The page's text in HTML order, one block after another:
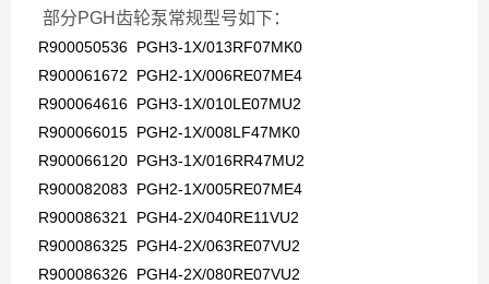
部分PGH齿轮泵常规型号如下：
R900050536 PGH3-1X/013RF07MK0
R900061672 PGH2-1X/006RE07ME4
R900064616 PGH3-1X/010LE07MU2
R900066015 PGH2-1X/008LF47MK0
R900066120 PGH3-1X/016RR47MU2
R900082083 PGH2-1X/005RE07ME4
R900086321 PGH4-2X/040RE11VU2
R900086325 PGH4-2X/063RE07VU2
R900086326 PGH4-2X/080RE07VU2